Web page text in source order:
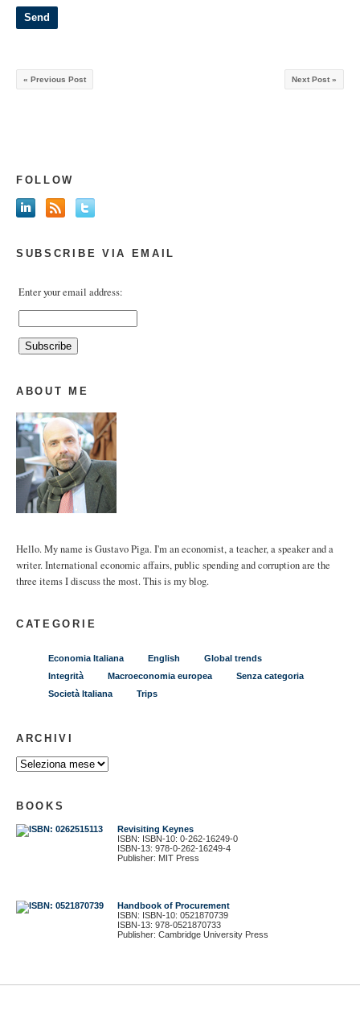
Next Post »
« Previous Post
FOLLOW
SUBSCRIBE VIA EMAIL
Enter your email address:
ABOUT ME
Hello. My name is Gustavo Piga. I'm an economist, a teacher, a speaker and a
writer. International economic affairs, public spending and corruption are the
three items I discuss the most. This is my blog.
CATEGORIE
Economia Italiana English
Global trends
Integrità
Macroeconomia europea
Senza categoria
Società Italiana
Trips
ARCHIVI
BOOKS
Revisiting Keynes
ISBN: ISBN-10: 0-262-16249-0
ISBN-13: 978-0-262-16249-4
Publisher: MIT Press
Handbook of Procurement
ISBN: ISBN-10: 0521870739
ISBN-13: 978-0521870733
Publisher: Cambridge University Press